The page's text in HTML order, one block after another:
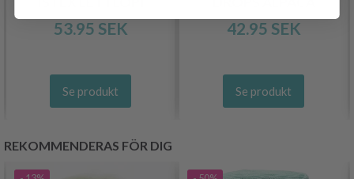
53.95 SEK
Se produkt
42.95 SEK
Se produkt
REKOMMENDERAS FÖR DIG